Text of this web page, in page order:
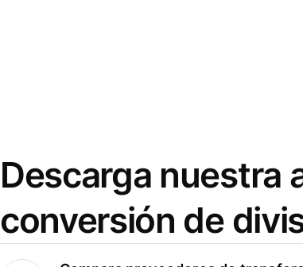
Descarga nuestra
conversión de